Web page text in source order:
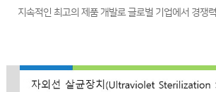
지속적인 최고의 제품 개발로 글로벌 기업에서 경쟁